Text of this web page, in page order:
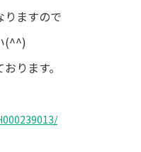
りますので
(^^)
ります。